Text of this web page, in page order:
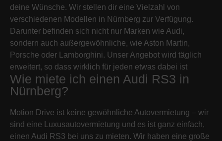
deine Wünsche. Wir stellen dir eine Vielzahl von
verschiedenen Modellen in Nürnberg zur Verfügung.
Darunter befinden sich nicht nur Marken wie Audi,
sondern auch außergewöhnliche, wie Aston Martin,
Porsche oder Lamborghini. Unser Angebot wird täglich
erweitert, so dass wirklich für jeden etwas dabei ist
Wie miete ich einen Audi RS3 in
Nürnberg?
Motion Drive ist keine gewöhnliche Autovermietung – wir
sind eine Luxusautovermietung und es ist ganz einfach,
einen Audi RS3 bei uns zu mieten. Wir haben eine große